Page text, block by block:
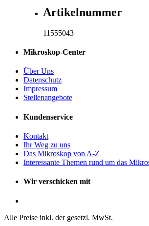
Artikelnummer
11555043
Mikroskop-Center
Über Uns
Datenschutz
Impressum
Stellenangebote
Kundenservice
Kontakt
Ihr Weg zu uns
Das Mikroskop von A-Z
Interessante Themen rund um das
Wir verschicken mit
Alle Preise inkl. der gesetzl. MwSt.